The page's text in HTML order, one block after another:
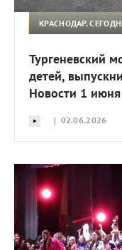
КРАСНОДАР.
Тургеневский
детей,
Новости 1 июня
| 02.06.2026